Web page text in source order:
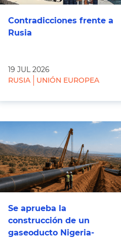
Contradicciones frente a
Rusia
19 JUL 2026
RUSIA
UNIÓN EUROPEA
Se aprueba la
construcción de un
gaseoducto Nigeria-